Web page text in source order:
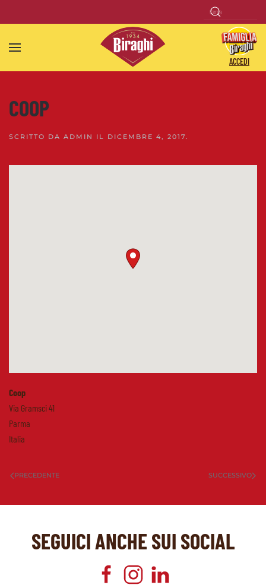
Skip to main content
ACCEDI
COOP
SCRITTO DA ADMIN IL DICEMBRE 4, 2017.
Coop
Via Gramsci 41
Parma
Italia
PRECEDENTE SUCCESSIVO
SEGUICI ANCHE SUI SOCIAL